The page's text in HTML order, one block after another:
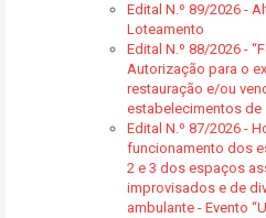
Edital N.º 89/2026 -
Loteamento
Edital N.º 88/2026 -
Autorização para o
restauração e/ou
estabelecimentos de
Edital N.º 87/2026 -
funcionamento dos
2 e 3 dos espaços
improvisados e de
ambulante - Evento